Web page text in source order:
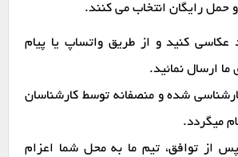
حمل رایگان انتخاب می کنند.
عکاسی کنید و از طریق واتساپ یا پیام
ما ارسال نمائید.
شده و منصفانه توسط کارشناسان
میگردد.
از توافق، تیم ما به محل شما اعزام